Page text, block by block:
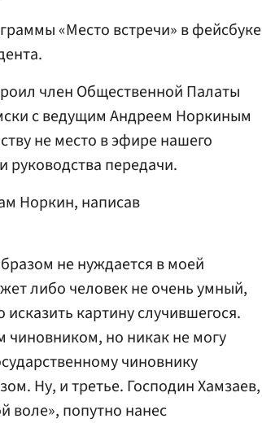
«Место встречи» в фейсбуке
член Общественной Палаты
с ведущим Андреем Норкиным
не место в эфире нашего
руководства передачи.
Норкин, написав
не нуждается в моей
либо человек не очень умный,
картину случившегося.
чиновником, но никак не могу
чиновнику
Ну, и третье. Господин Хамзаев,
воле», попутно нанес